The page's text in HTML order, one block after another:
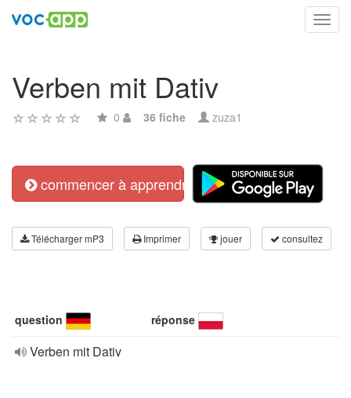
Verben mit Dativ
0 36 fiche zuza1
commencer à apprendre
Télécharger mP3 Imprimer jouer consultez
question réponse
Verben mit Dativ